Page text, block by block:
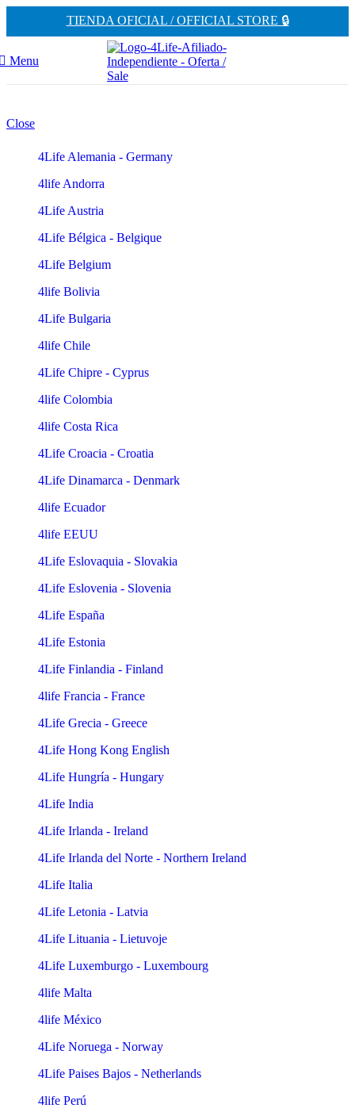
TIENDA OFICIAL / OFFICIAL STORE 🔒
Menu
Close
4Life Alemania - Germany
4life Andorra
4Life Austria
4Life Bélgica - Belgique
4Life Belgium
4life Bolivia
4Life Bulgaria
4life Chile
4Life Chipre - Cyprus
4life Colombia
4life Costa Rica
4Life Croacia - Croatia
4Life Dinamarca - Denmark
4life Ecuador
4life EEUU
4Life Eslovaquia - Slovakia
4Life Eslovenia - Slovenia
4Life España
4Life Estonia
4Life Finlandia - Finland
4life Francia - France
4Life Grecia - Greece
4Life Hong Kong English
4Life Hungría - Hungary
4Life India
4Life Irlanda - Ireland
4Life Irlanda del Norte - Northern Ireland
4Life Italia
4Life Letonia - Latvia
4Life Lituania - Lietuvoje
4Life Luxemburgo - Luxembourg
4life Malta
4life México
4Life Noruega - Norway
4Life Paises Bajos - Netherlands
4life Perú